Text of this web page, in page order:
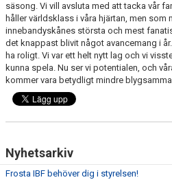
SPONSRING
DOKUMENT
INSTRUKTIONSFILM
GÅ EN UTBILDNING
HITTA TILL HALLEN
säsong. Vi vill avsluta med att tacka vår
håller världsklass i våra hjärtan, men som
innebandyskånes största och mest
det knappast blivit något avancemang i
ha roligt. Vi var ett helt nytt lag och vi
kunna spela. Nu ser vi potentialen, och
kommer vara betydligt mindre
Nyhetsarkiv
Frosta IBF behöver dig i styrelsen!